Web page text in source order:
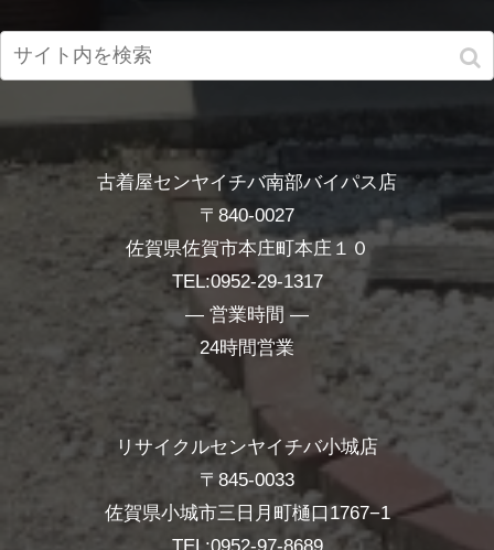
古着屋センヤイチバ南部バイパス店
〒840-0027
佐賀県佐賀市本庄町本庄１０
TEL:0952-29-1317
― 営業時間 ―
24時間営業
リサイクルセンヤイチバ小城店
〒845-0033
佐賀県小城市三日月町樋口1767−1